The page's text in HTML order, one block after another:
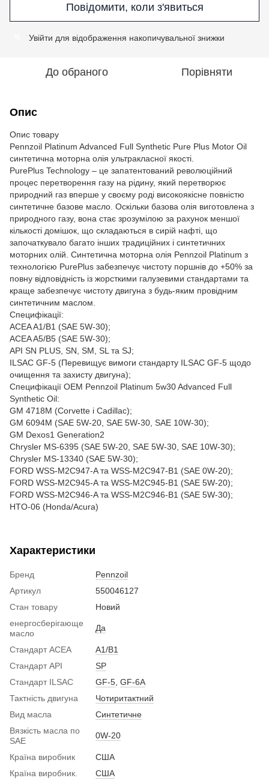
Повідомити, коли з'явиться
Увійти для відображення накопичувальної знижки
До обраного Порівняти
Опис
Опис товару
Pennzoil Platinum Advanced Full Synthetic Pure Plus Motor Oil
синтетична моторна олія ультракласної якості.
PurePlus Technology – це запатентований революційний
процес перетворення газу на рідину, який перетворює
природний газ вперше у своєму роді високоякісне повністю
синтетичне базове масло. Оскільки базова олія виготовлена ​​з
природного газу, вона стає зрозумілою за рахунок меншої
кількості домішок, що складаються в сирій нафті, що
започаткувало багато інших традиційних і синтетичних
моторних олій. Синтетична моторна олія Pennzoil Platinum з
технологією PurePlus забезпечує чистоту поршнів до +50% за
повну відповідність із жорсткими галузевими стандартами та
краще забезпечує чистоту двигуна з будь-яким провідним
синтетичним маслом.
Специфікації:
ACEA A1/B1 (SAE 5W-30);
ACEA A5/B5 (SAE 5W-30);
API SN PLUS, SN, SM, SL та SJ;
ILSAC GF-5 (Перевищує вимоги стандарту ILSAC GF-5 щодо
очищення та захисту двигуна);
Специфікації OEM Pennzoil Platinum 5w30 Advanced Full
Synthetic Oil:
GM 4718M (Corvette і Cadillac);
GM 6094M (SAE 5W-20, SAE 5W-30, SAE 10W-30);
GM Dexos1 Generation2
Chrysler MS-6395 (SAE 5W-20, SAE 5W-30, SAE 10W-30);
Chrysler MS-13340 (SAE 5W-30);
FORD WSS-M2C947-A та WSS-M2C947-B1 (SAE 0W-20);
FORD WSS-M2C945-A та WSS-M2C945-B1 (SAE 5W-20);
FORD WSS-M2C946-A та WSS-M2C946-B1 (SAE 5W-30);
HTO-06 (Honda/Acura)
Характеристики
Бренд
Pennzoil
Артикул
550046127
Стан товару
Новий
енергосберігающе
масло
Да
Стандарт ACEA
A1/B1
Стандарт API
SP
Стандарт ILSAC
GF-5 GF-6A
Тактність двигуна
Чотиритактний
Вид масла
Синтетичне
Вязкість масла по
SAE
0W-20
Країна виробник
США
Країна виробник.
США